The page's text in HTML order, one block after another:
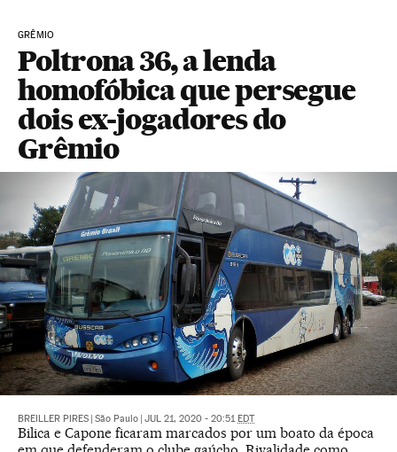
GRÊMIO
Poltrona 36, a lenda
homofóbica que persegue
dois ex-jogadores do
Grêmio
BREILLER PIRES São Paulo JUL 21, 2020 - 20:51 EDT
Bilica e Capone ficaram marcados por um boato da época